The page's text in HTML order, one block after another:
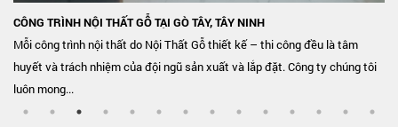
CÔNG TRÌNH NỘI THẤT GỖ TẠI GÒ TÂY, TÂY NINH
Mỗi công trình nội thất do Nội Thất Gỗ thiết kế – thi công đều là tâm
huyết và trách nhiệm của đội ngũ sản xuất và lắp đặt. Công ty chúng tôi
luôn mong...